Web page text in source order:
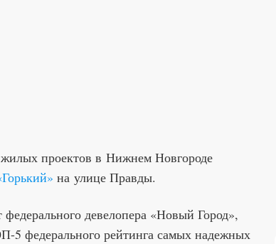
проектов в Нижнем Новгороде
на улице Правды.
девелопера «Новый Город»,
5 федерального рейтинга самых надежных